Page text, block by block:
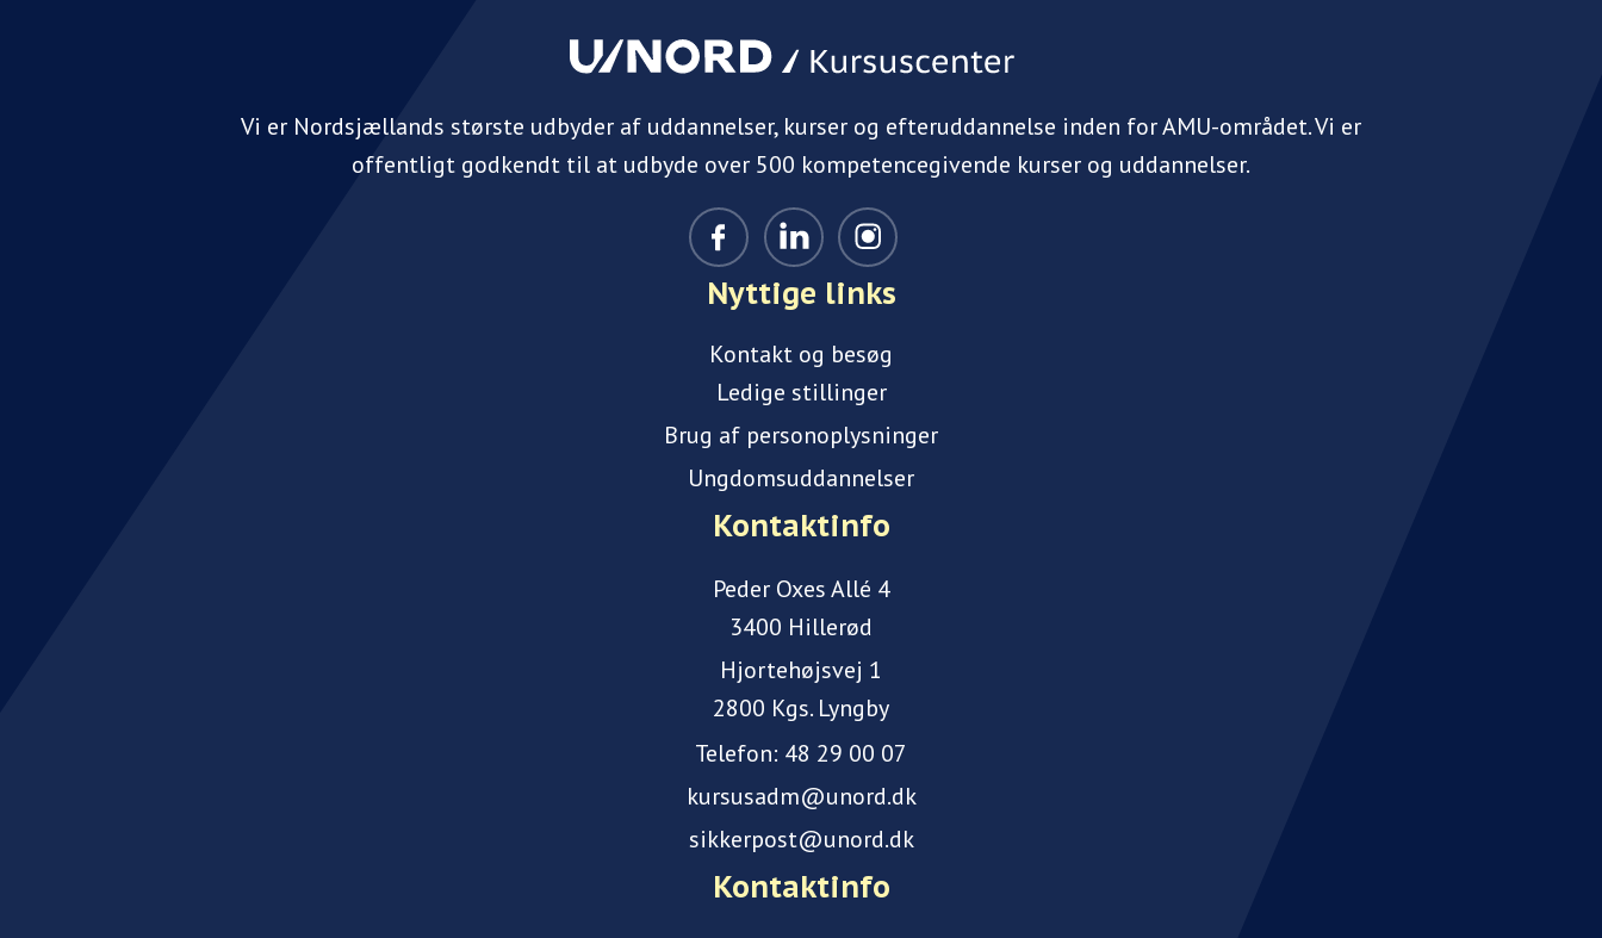
Vi er Nordsjællands største udbyder af uddannelser, kurser og efteruddannelse inden for AMU-området. Vi er
offentligt godkendt til at udbyde over 500 kompetencegivende kurser og uddannelser.
Nyttige links
Kontakt og besøg
Ledige stillinger
Brug af personoplysninger
Ungdomsuddannelser
Kontaktinfo
Peder Oxes Allé 4
3400 Hillerød
Hjortehøjsvej 1
2800 Kgs. Lyngby
Telefon: 48 29 00 07
kursusadm@unord.dk
sikkerpost@unord.dk
Kontaktinfo